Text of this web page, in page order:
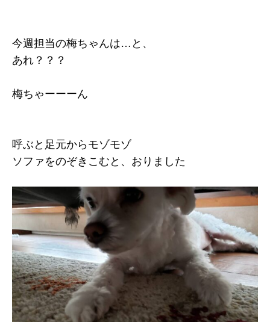
今週担当の梅ちゃんは…と、
あれ？？？
梅ちゃーーーん
呼ぶと足元からモゾモゾ
ソファをのぞきこむと、おりました